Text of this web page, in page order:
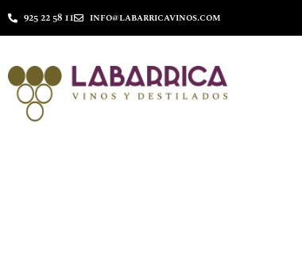
925 22 58 11 info@labarricavinos.com